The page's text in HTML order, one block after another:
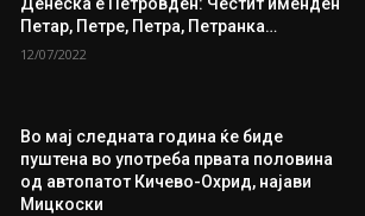
Денеска е Петровден: Честит именден
Петар, Петре, Петра, Петранка…
12/07/2022
Во мај следната година ќе биде
пуштена во употреба првата половина
од автопатот Кичево-Охрид, најави
Мицкоски